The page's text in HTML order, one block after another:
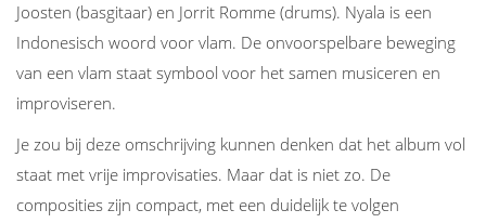
Joosten (basgitaar) en Jorrit Romme (drums). Nyala is een
Indonesisch woord voor vlam. De onvoorspelbare beweging
van een vlam staat symbool voor het samen musiceren en
improviseren.
Je zou bij deze omschrijving kunnen denken dat het album vol
staat met vrije improvisaties. Maar dat is niet zo. De
composities zijn compact, met een duidelijk te volgen